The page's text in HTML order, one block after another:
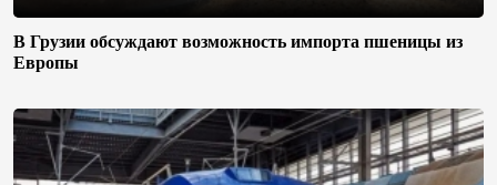
В Грузии обсуждают возможность импорта пшеницы из
Европы